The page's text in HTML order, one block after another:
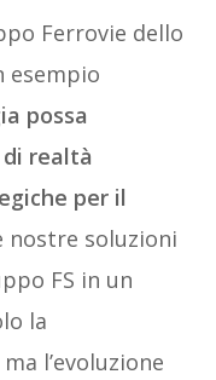
Ferrovie dello
esempio
possa
realtà
per il
nostre soluzioni
FS in un
la
l’evoluzione